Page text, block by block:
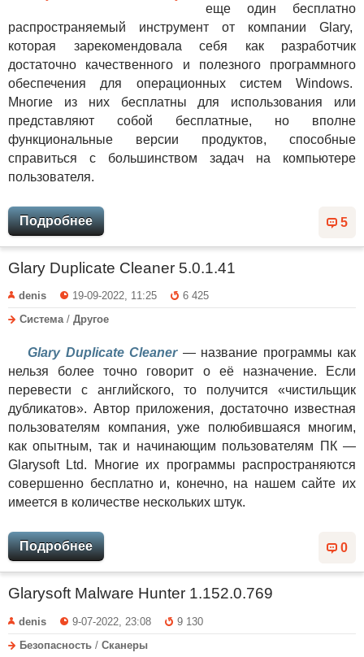
еще один бесплатно
распространяемый инструмент от компании Glary,
которая зарекомендовала себя как разработчик
достаточно качественного и полезного программного
обеспечения для операционных систем Windows.
Многие из них бесплатны для использования или
представляют собой бесплатные, но вполне
функциональные версии продуктов, способные
справиться с большинством задач на компьютере
пользователя.
5
Подробнее
Glary Duplicate Cleaner 5.0.1.41
denis 19-09-2022, 11:25
6 425
Система/ Другое
Glary Duplicate Cleaner— название программы как
нельзя более точно говорит о её назначение. Если
перевести с английского, то получится «чистильщик
дубликатов». Автор приложения, достаточно известная
пользователям компания, уже полюбившаяся многим,
как опытным, так и начинающим пользователям ПК —
Glarysoft Ltd. Многие их программы распространяются
совершенно бесплатно и, конечно, на нашем сайте их
имеется в количестве нескольких штук.
0
Подробнее
Glarysoft Malware Hunter 1.152.0.769
denis 9-07-2022, 23:08
9 130
Безопасность / Сканеры